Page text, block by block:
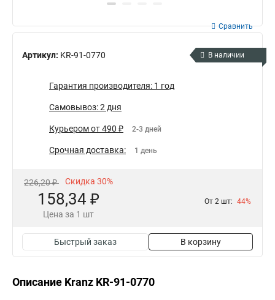
Артикул: KR-91-0770
Сравнить
В наличии
Гарантия производителя: 1 год
Самовывоз: 2 дня
Курьером от 490 ₽ 2-3 дней
Срочная доставка: 1 день
226,20 ₽ Скидка 30%
158,34 ₽
Цена за 1 шт
От 2 шт: 44%
Быстрый заказ В корзину
Описание Kranz KR-91-0770